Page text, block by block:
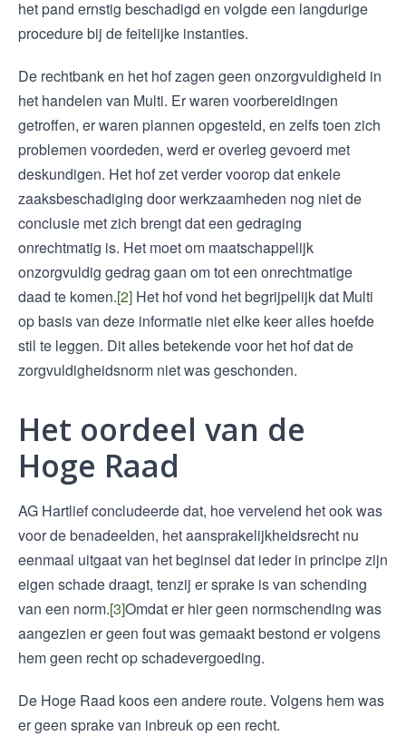
het pand ernstig beschadigd en volgde een langdurige
procedure bij de feitelijke instanties.
De rechtbank en het hof zagen geen onzorgvuldigheid in
het handelen van Multi. Er waren voorbereidingen
getroffen, er waren plannen opgesteld, en zelfs toen zich
problemen voordeden, werd er overleg gevoerd met
deskundigen. Het hof zet verder voorop dat enkele
zaaksbeschadiging door werkzaamheden nog niet de
conclusie met zich brengt dat een gedraging
onrechtmatig is. Het moet om maatschappelijk
onzorgvuldig gedrag gaan om tot een onrechtmatige
daad te komen.[2] Het hof vond het begrijpelijk dat Multi
op basis van deze informatie niet elke keer alles hoefde
stil te leggen. Dit alles betekende voor het hof dat de
zorgvuldigheidsnorm niet was geschonden.
Het oordeel van de
Hoge Raad
AG Hartlief concludeerde dat, hoe vervelend het ook was
voor de benadeelden, het aansprakelijkheidsrecht nu
eenmaal uitgaat van het beginsel dat ieder in principe zijn
eigen schade draagt, tenzij er sprake is van schending
van een norm.[3]Omdat er hier geen normschending was
aangezien er geen fout was gemaakt bestond er volgens
hem geen recht op schadevergoeding.
De Hoge Raad koos een andere route. Volgens hem was
er geen sprake van inbreuk op een recht.